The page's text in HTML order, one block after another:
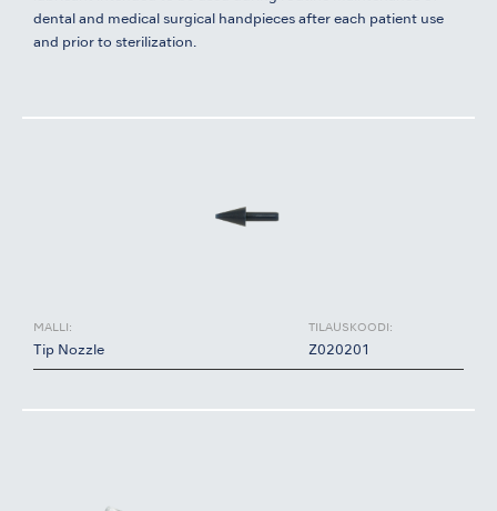
dental and medical surgical handpieces after each patient use
and prior to sterilization.
MALLI:
Tip Nozzle
TILAUSKOODI:
Z020201